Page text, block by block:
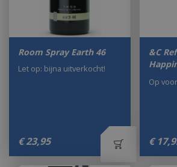
Room Spray Earth 46
€23,95
Let op: bijna uitverkocht!
&C
€ 17,
Op